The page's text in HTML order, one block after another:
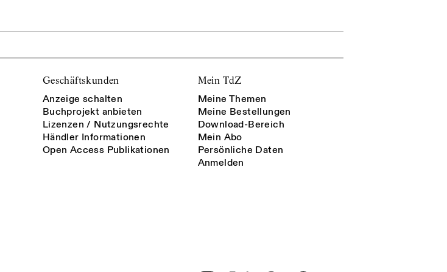
Geschäftskunden
Anzeige schalten
Buchprojekt anbieten
Lizenzen / Nutzungsrechte
Händler Informationen
Open Access Publikationen
Mein TdZ
Meine Themen
Meine Bestellungen
Download-Bereich
Mein Abo
Persönliche Daten
Anmelden